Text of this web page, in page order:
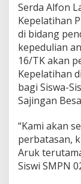
a
i
i
Serda Alfon
Kepelatihan
di bidang
kepedulian
16/TK akan
Kepelatihan
bagi Siswa-
Sajingan
“Kami akan
perbatasan,
Aruk
Siswi SMPN